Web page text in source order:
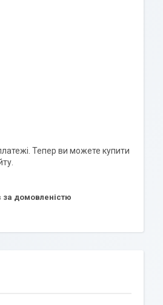
Тепер ви можете купити
за домовленістю